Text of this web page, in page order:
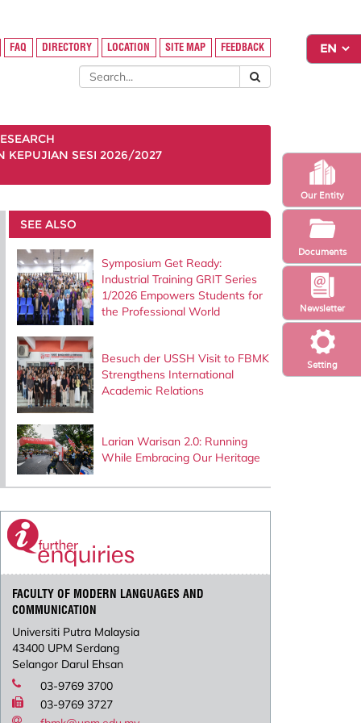
Setting
Newsletter
Our Entity
Documents
FAQ DIRECTORY LOCATION SITE MAP FEEDBACK
KEPUJIAN SESI 2026/2027
SEE ALSO
Symposium Get Ready:
Industrial Training GRIT Series
1/2026 Empowers Students for
the Professional World
Besuch der USSH Visit to FBMK
Strengthens International
Academic Relations
Larian Warisan 2.0: Running
While Embracing Our Heritage
FACULTY OF MODERN LANGUAGES AND
COMMUNICATION
Universiti Putra Malaysia
43400 UPM Serdang
Selangor Darul Ehsan
03-9769 3700
03-9769 3727